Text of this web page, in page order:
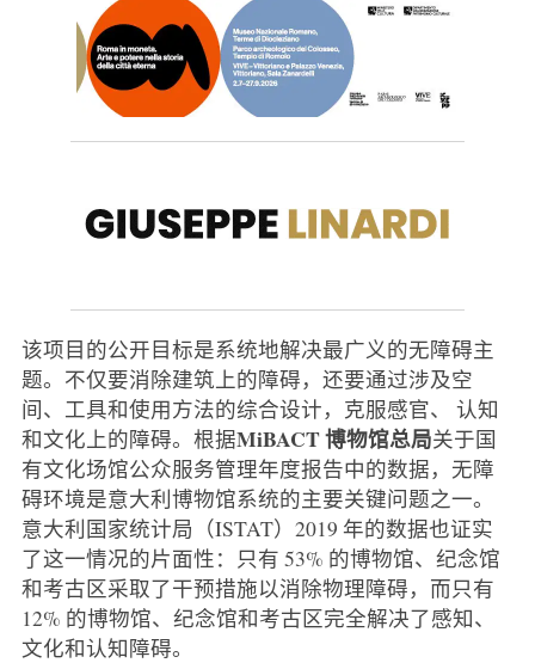
该项目的公开目标是系统地解决最广义的无障碍主
题。不仅要消除建筑上的障碍，还要通过涉及空
间、工具和使用方法的综合设计，克服感官、 认知
和文化上的障碍。根据MiBACT博物馆总局关于国
有文化场馆公众服务管理年度报告中的数据，无障
碍环境是意大利博物馆系统的主要关键问题之一。
意大利国家统计局（ISTAT）2019 年的数据也证实
了这一情况的片面性：只有 53% 的博物馆、纪念馆
和考古区采取了干预措施以消除物理障碍，而只有
12% 的博物馆、纪念馆和考古区完全解决了感知、
文化和认知障碍。